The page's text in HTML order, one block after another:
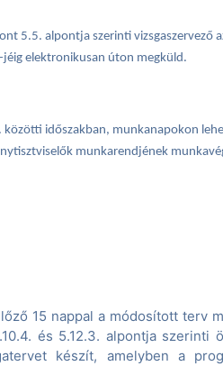
5.5. alpontja szerinti vizsgaszervező
elektronikusan úton megküld.
közötti időszakban, munkanapokon
munkarendjének
15 nappal a módosított terv
és 5.12.3. alpontja szerinti
készít, amelyben a